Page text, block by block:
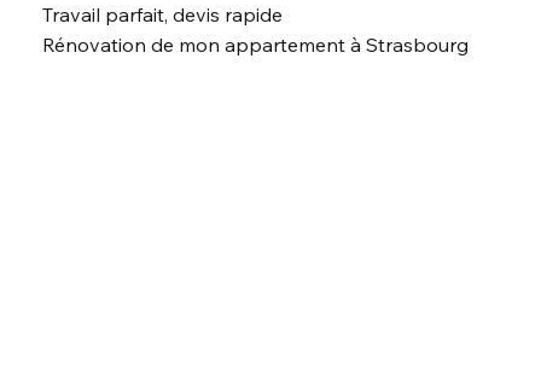
Travail parfait, devis rapide
Rénovation de mon appartement à Strasbourg